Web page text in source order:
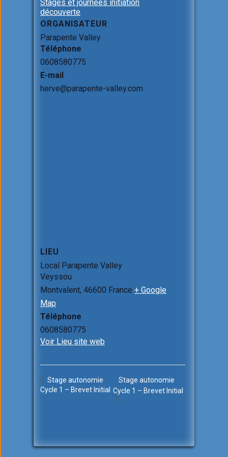
Stages et journées initiation
découverte
ORGANISATEUR
Parapente Valley
Téléphone
0608580775
E-mail
herve@parapente-valley.com
LIEU
Local Parapente Valley
Veyssou
Montvalent, 46600 France + Google
Map
Téléphone
0608580775
Voir Lieu site web
Stage autonomie
Cycle 1 – Brevet Initial
Stage autonomie
Cycle 1 – Brevet Initial